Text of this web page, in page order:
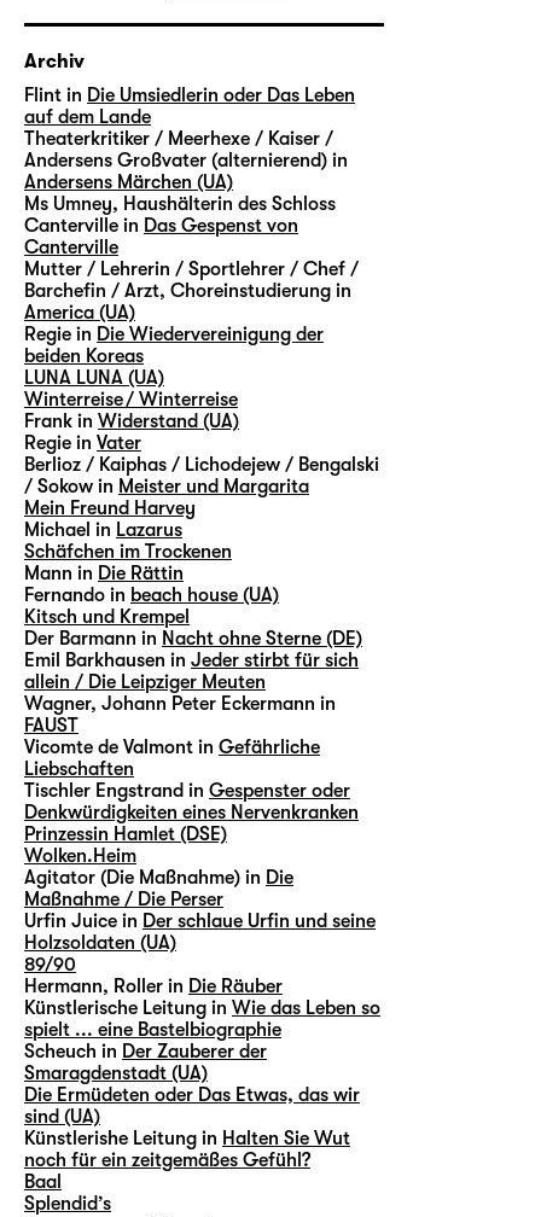
Archiv
Flint in Die Umsiedlerin oder Das Leben
auf dem Lande
Theaterkritiker / Meerhexe / Kaiser /
Andersens Großvater (alternierend) in
Andersens Märchen (UA)
Ms Umney, Haushälterin des Schloss
Canterville in Das Gespenst von
Canterville
Mutter / Lehrerin / Sportlehrer / Chef /
Barchefin / Arzt, Choreinstudierung in
America (UA)
Regie in Die Wiedervereinigung der
beiden Koreas
LUNA LUNA (UA)
Winterreise / Winterreise
Frank in Widerstand (UA)
Regie in Vater
Berlioz / Kaiphas / Lichodejew / Bengalski
/ Sokow in Meister und Margarita
Mein Freund Harvey
Michael in Lazarus
Schäfchen im Trockenen
Mann in Die Rättin
Fernando in beach house (UA)
Kitsch und Krempel
Der Barmann in Nacht ohne Sterne (DE)
Emil Barkhausen in Jeder stirbt für sich
allein / Die Leipziger Meuten
Wagner, Johann Peter Eckermann in
FAUST
Vicomte de Valmont in Gefährliche
Liebschaften
Tischler Engstrand in Gespenster oder
Denkwürdigkeiten eines Nervenkranken
Prinzessin Hamlet (DSE)
Wolken.Heim
Agitator (Die Maßnahme) in Die
Maßnahme / Die Perser
Urfin Juice in Der schlaue Urfin und seine
Holzsoldaten (UA)
89/90
Hermann, Roller in Die Räuber
Künstlerische Leitung in Wie das Leben so
spielt ... eine Bastelbiographie
Scheuch in Der Zauberer der
Smaragdenstadt (UA)
Die Ermüdeten oder Das Etwas, das wir
sind (UA)
Künstlerishe Leitung in Halten Sie Wut
noch für ein zeitgemäßes Gefühl?
Baal
Splendid’s